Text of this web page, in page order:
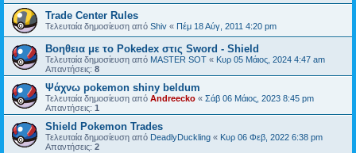
Trade Center Rules
Τελευταία δημοσίευση από Shiv « Πέμ 18 Αύγ, 2011 4:20 pm
Βοηθεια με το Pokedex στις Sword - Shield
Τελευταία δημοσίευση από MASTER SOT « Κυρ 05 Μάιος, 2024 4:47 am
Απαντήσεις: 8
Ψάχνω pokemon shiny beldum
Τελευταία δημοσίευση από Andreecko « Σάβ 06 Μάιος, 2023 8:45 pm
Απαντήσεις: 1
Shield Pokemon Trades
Τελευταία δημοσίευση από DeadlyDuckling « Κυρ 06 Φεβ, 2022 6:38 pm
Απαντήσεις: 2